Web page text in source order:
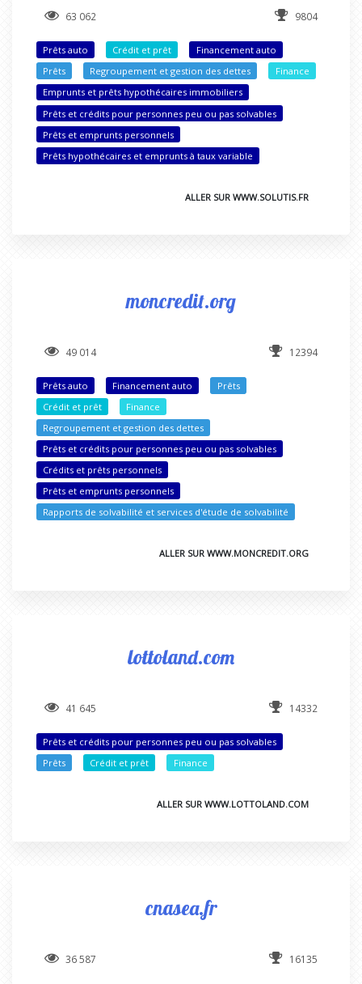
63 062 9804
Prêts auto Crédit et prêt
Financement auto
Prêts
Regroupement et gestion des dettes
Finance
Emprunts et prêts hypothécaires immobiliers
Prêts et crédits pour personnes peu ou pas solvables
Prêts et emprunts personnels
Prêts hypothécaires et emprunts à taux variable
ALLER SUR WWW.SOLUTIS.FR
moncredit.org
49 014 12394
Prêts auto Financement auto
Prêts
Crédit et prêt
Finance
Regroupement et gestion des dettes
Prêts et crédits pour personnes peu ou pas solvables
Crédits et prêts personnels
Prêts et emprunts personnels
Rapports de solvabilité et services d'étude de solvabilité
ALLER SUR WWW.MONCREDIT.ORG
lottoland.com
41 645 14332
Prêts et crédits pour personnes peu ou pas solvables
Prêts
Crédit et prêt Finance
ALLER SUR WWW.LOTTOLAND.COM
cnasea.fr
36 587 16135